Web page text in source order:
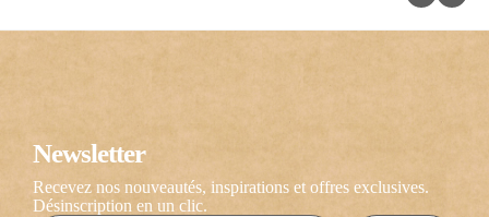
Newsletter
Recevez nos nouveautés, inspirations et offres exclusives.
Désinscription en un clic.